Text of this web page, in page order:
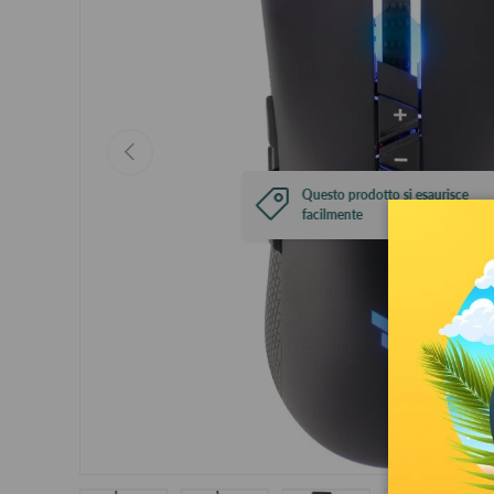
Previous
Questo prodotto si esaurisce
facilmente